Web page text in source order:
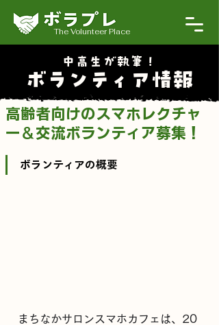
The Volunteer Place
中高生が執筆！
ボランティア情報
高齢者向けのスマホレクチャ
ー＆交流ボランティア募集！
ボランティアの概要
まちなかサロンスマホカフェは、20